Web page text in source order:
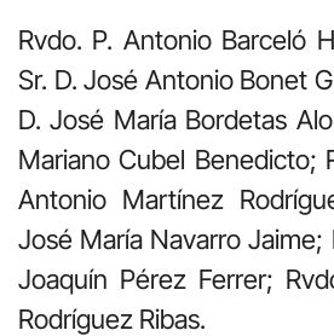
Rvdo. P. Antonio Barceló
Sr. D. José Antonio Bonet
D. José María Bordetas
Mariano Cubel Benedicto;
Antonio Martínez
José María Navarro Jaime;
Joaquín Pérez Ferrer;
Rodríguez Ribas.